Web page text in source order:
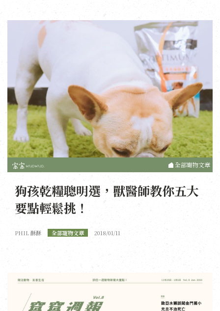
全部寵物文章
狗孩乾糧聰明選，獸醫師教你五大
要點輕鬆挑！
PHIL 酥酥 全部寵物文章 2018/01/11